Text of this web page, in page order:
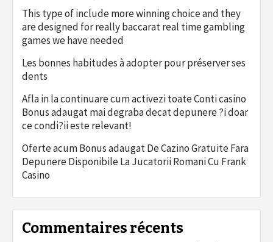
This type of include more winning choice and they
are designed for really baccarat real time gambling
games we have needed
Les bonnes habitudes à adopter pour préserver ses
dents
Afla in la continuare cum activezi toate Conti casino
Bonus adaugat mai degraba decat depunere ?i doar
ce condi?ii este relevant!
Oferte acum Bonus adaugat De Cazino Gratuite Fara
Depunere Disponibile La Jucatorii Romani Cu Frank
Casino
Commentaires récents